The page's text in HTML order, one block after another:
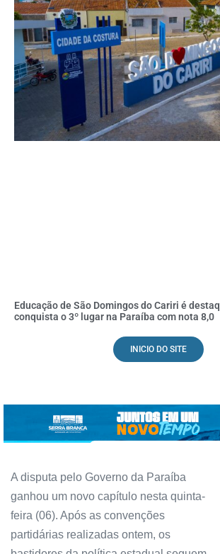
Educação de São Domingos do Cariri é
conquista o 3º lugar na Paraíba com nota 8,0
INICIO DO SITE
A disputa pelo Governo da Paraíba
ganhou um novo capítulo nesta quinta-
feira (06). Após as convenções
partidárias realizadas ontem, os